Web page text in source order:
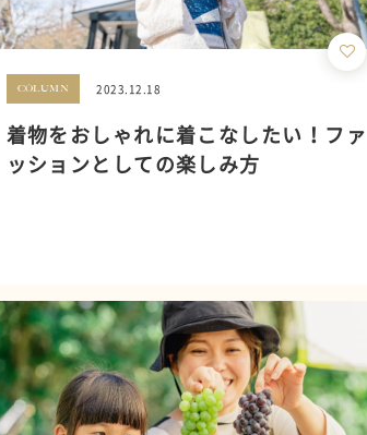
COLUMN 2023.12.18
着物をおしゃれに着こなしたい！ファ
ッションとしての楽しみ方